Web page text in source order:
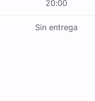
20:00
Sin entrega